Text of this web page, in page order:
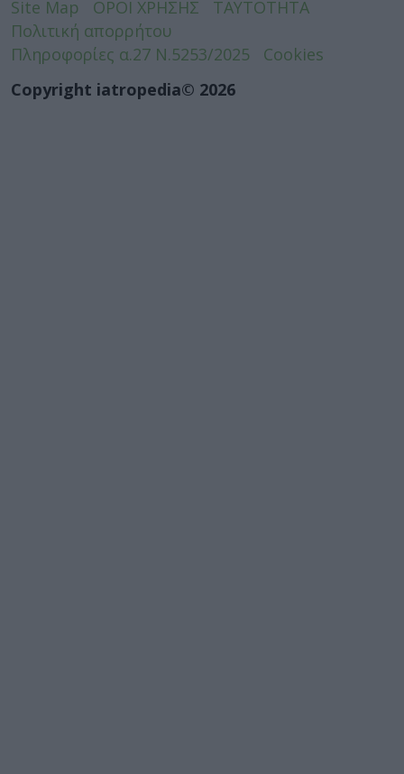
Site Map ΟΡΟΙ ΧΡΗΣΗΣ
ΤΑΥΤΟΤΗΤΑ
Πολιτική απορρήτου
Πληροφορίες α.27 Ν.5253/2025
Cookies
Copyright iatropedia© 2026